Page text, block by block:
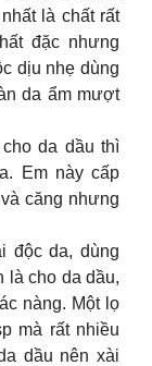
là chất rất
đặc nhưng
dịu nhẹ dùng
da ẩm mượt
da dầu thì
Em này cấp
căng nhưng
độc da, dùng
là cho da dầu,
nàng. Một lọ
mà rất nhiều
dầu nên xài